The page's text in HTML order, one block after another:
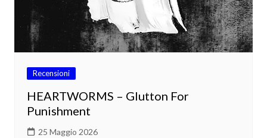
Recensioni
HEARTWORMS – Glutton For
Punishment
25 Maggio 2026